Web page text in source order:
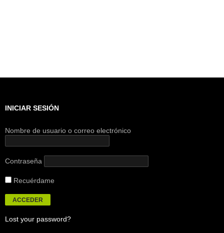
INICIAR SESIÓN
Nombre de usuario o correo electrónico
Contraseña
Recuérdame
Lost your password?